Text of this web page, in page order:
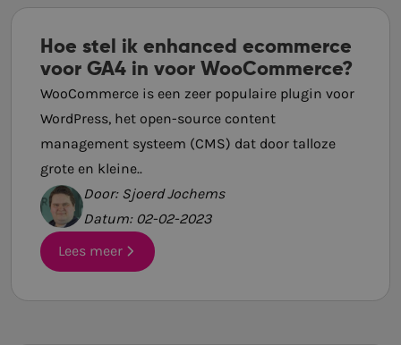
Hoe stel ik enhanced ecommerce
voor GA4 in voor WooCommerce?
WooCommerce is een zeer populaire plugin voor
WordPress, het open-source content
management systeem (CMS) dat door talloze
grote en kleine..
Door: Sjoerd Jochems
Datum: 02-02-2023
Lees meer